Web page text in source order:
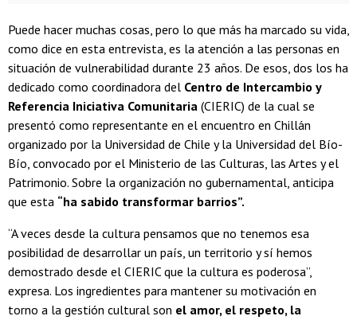
Puede hacer muchas cosas, pero lo que más ha marcado su vida,
como dice en esta entrevista, es la atención a las personas en
situación de vulnerabilidad durante 23 años. De esos, dos los ha
dedicado como coordinadora del Centro de Intercambio y
Referencia Iniciativa Comunitaria (CIERIC) de la cual se
presentó como representante en el encuentro en Chillán
organizado por la Universidad de Chile y la Universidad del Bío-
Bío, convocado por el Ministerio de las Culturas, las Artes y el
Patrimonio. Sobre la organización no gubernamental, anticipa
que esta “ha sabido transformar barrios”.
“A veces desde la cultura pensamos que no tenemos esa
posibilidad de desarrollar un país, un territorio y sí hemos
demostrado desde el CIERIC que la cultura es poderosa”,
expresa. Los ingredientes para mantener su motivación en
torno a la gestión cultural son el amor, el respeto, la